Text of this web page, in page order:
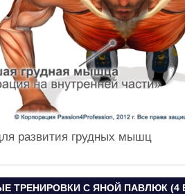
развития грудных мышц
ТРЕНИРОВКИ С ЯНОЙ ПАВЛЮК (4